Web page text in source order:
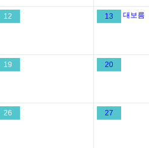
12 13 대보름
19 20
26 27